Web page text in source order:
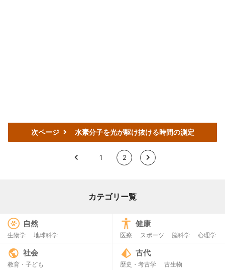
次ページ 水素分子を光が駆け抜ける時間の測定
< 1 2 >
カテゴリー覧
自然
生物学 地球科学
健康
医療 スポーツ 脳科学 心理学
社会
教育・子ども
古代
歴史・考古学 古生物